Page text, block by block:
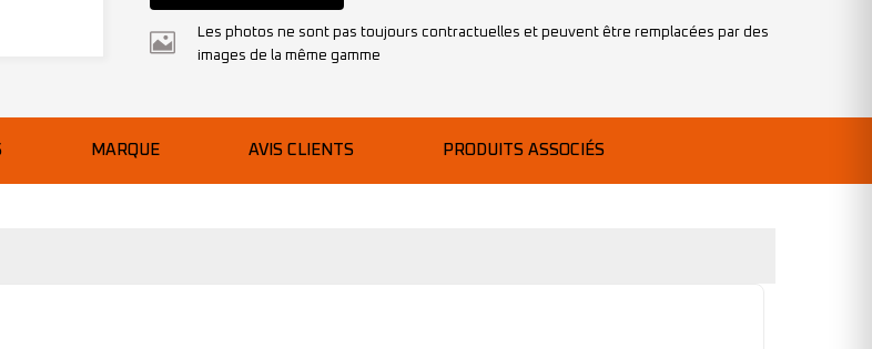
Les photos ne sont pas toujours contractuelles et peuvent être remplacées par des
images de la même gamme
MARQUE AVIS CLIENTS PRODUITS ASSOCIÉS